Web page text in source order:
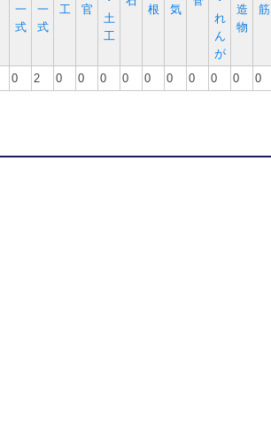
一
式
一
式
工
官
土
工
根
気
れ
ん
が
造
物
筋
0 2 0 0 0 0 0 0 0 0 0 0